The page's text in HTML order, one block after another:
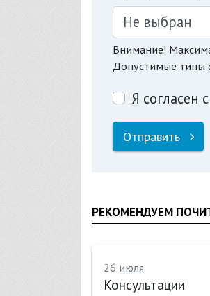
Не выбран
Внимание!
Допустимые типы
Я согласен с
Отправить
РЕКОМЕНДУЕМ
26 июля
Консультации